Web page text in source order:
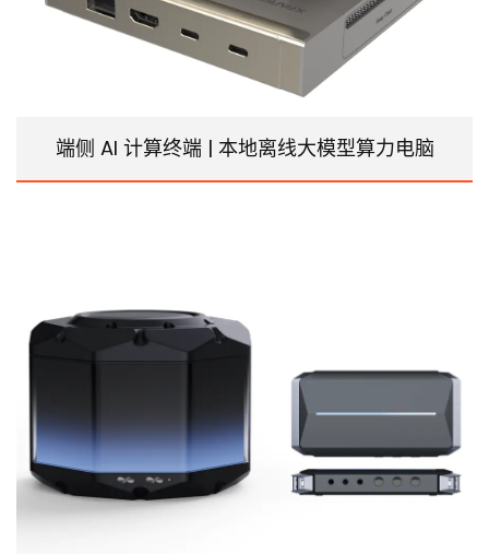
端侧 AI 计算终端 | 本地离线大模型算力电脑